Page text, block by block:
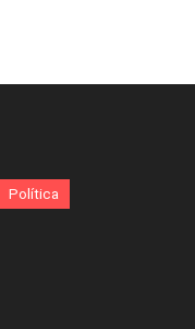
Política